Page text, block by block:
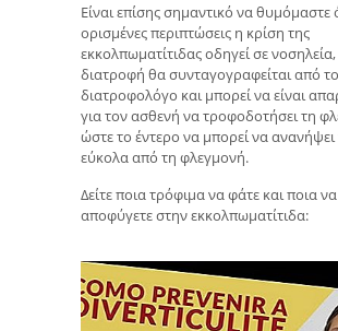
Είναι επίσης σημαντικό να θυμόμαστε
ορισμένες περιπτώσεις η κρίση της
εκκολπωματίτιδας οδηγεί σε
διατροφή θα συνταγογραφείται από
διατροφολόγο και μπορεί να είναι
για τον ασθενή να τροφοδοτήσει τη
ώστε το έντερο να μπορεί να ανανήψει
εύκολα από τη φλεγμονή.
Δείτε ποια τρόφιμα να φάτε και ποια να
αποφύγετε στην εκκολπωματίτιδα: